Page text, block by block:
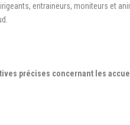
entraineurs, moniteurs et
précises concernant les